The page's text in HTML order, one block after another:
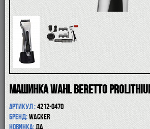
ПАРФЮМ
КОСМЕТИЧКИ
АКСЕССУАРЫ
МАНИКЮРНЫЕ ИНСТРУМЕНТЫ
СКИДКА
Машинка Wahl Beretto
Артикул :4212-0470
Бренд:Wacker
Новинка:да